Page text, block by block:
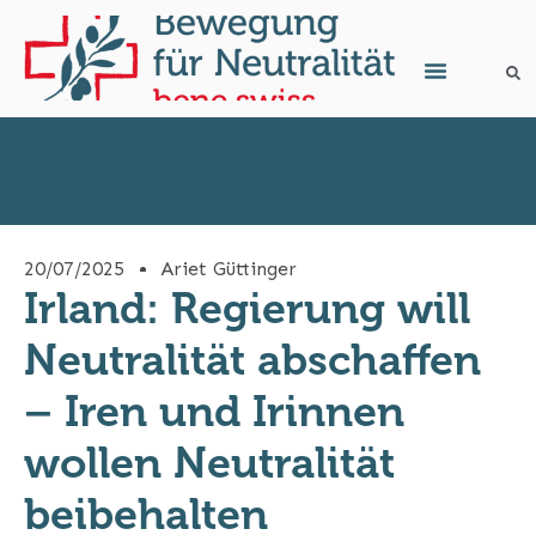
20/07/2025 Ariet Güttinger
Irland: Regierung will
Neutralität abschaffen
– Iren und Irinnen
wollen Neutralität
beibehalten